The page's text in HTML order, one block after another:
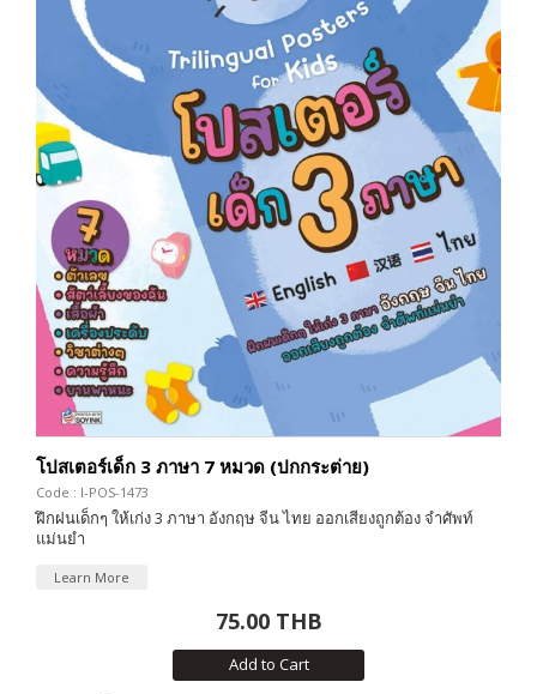
โปสเตอร์เด็ก 3 ภาษา 7 หมวด (ปกกระต่าย)
Code : I-POS-1473
ฝึกฝนเด็กๆ ให้เก่ง 3 ภาษา อังกฤษ จีน ไทย ออกเสียงถูกต้อง จำศัพท์
แม่นยำ
Learn More
75.00 THB
Add to Cart